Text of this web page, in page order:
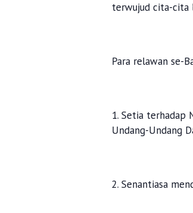
terwujud cita-cita
Para relawan se-
1. Setia terhadap
Undang-Undang
2. Senantiasa